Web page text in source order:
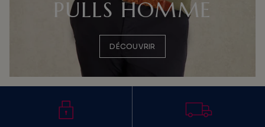
PULLS HOMME
DÉCOUVRIR